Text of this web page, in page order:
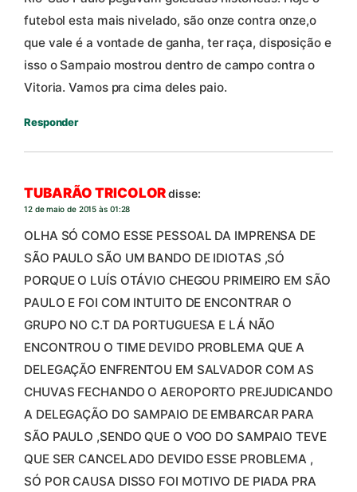
futebol esta mais nivelado, são onze contra onze,o
que vale é a vontade de ganha, ter raça, disposição e
isso o Sampaio mostrou dentro de campo contra o
Vitoria. Vamos pra cima deles paio.
Responder
TUBARÃO TRICOLORdisse:
12 de maio de 2015 às 01:28
OLHA SÓ COMO ESSE PESSOAL DA IMPRENSA DE
SÃO PAULO SÃO UM BANDO DE IDIOTAS ,SÓ
PORQUE O LUÍS OTÁVIO CHEGOU PRIMEIRO EM SÃO
PAULO E FOI COM INTUITO DE ENCONTRAR O
GRUPO NO C.T DA PORTUGUESA E LÁ NÃO
ENCONTROU O TIME DEVIDO PROBLEMA QUE A
DELEGAÇÃO ENFRENTOU EM SALVADOR COM AS
CHUVAS FECHANDO O AEROPORTO PREJUDICANDO
A DELEGAÇÃO DO SAMPAIO DE EMBARCAR PARA
SÃO PAULO ,SENDO QUE O VOO DO SAMPAIO TEVE
QUE SER CANCELADO DEVIDO ESSE PROBLEMA ,
SÓ POR CAUSA DISSO FOI MOTIVO DE PIADA PRA